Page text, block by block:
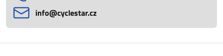
info​@cyclestar​.cz